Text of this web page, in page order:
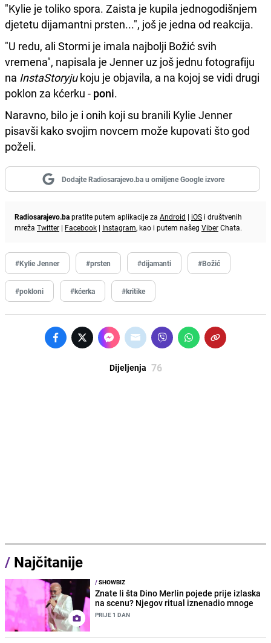
"Kylie je toliko spora. Zaista je kupila jednogodišnjem
djetetu dijamantni prsten...", još je jedna od reakcija.
"U redu, ali Stormi je imala najbolji Božić svih
vremena", napisala je Jenner uz još jednu fotografiju
na InstaStoryjukoju je objavila, a na kojoj se vidi drugi
poklon za kćerku - poni.
Naravno, bilo je i onih koji su branili Kylie Jenner
pisavši kako svojim novcem može kupovati što god
poželi.
Dodajte Radiosarajevo.ba u omiljene Google izvore
Radiosarajevo.bapratite putem aplikacije za Android | iOS i društvenih
mreža Twitter | Facebook | Instagram, kao i putem našeg ViberChata.
#Kylie Jenner #prsten #dijamanti #Božić
#pokloni #kćerka #kritike
Dijeljenja 76
/ Najčitanije
/SHOWBIZ
Znate li šta Dino Merlin pojede prije izlaska
na scenu? Njegov ritual iznenadio mnoge
PRIJE 1 DAN